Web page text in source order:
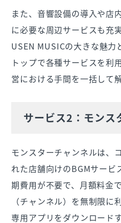
また、音響設備の導入や店
に必要な周辺サービスも充
USEN MUSICの大きな魅力
トップで各種サービスを利
営における手間を一括して
サービス2：モンス
モンスターチャンネルは、
れた店舗向けのBGMサービ
期費用が不要で、月額料金
（チャンネル）を無制限に
専用アプリをダウンロード